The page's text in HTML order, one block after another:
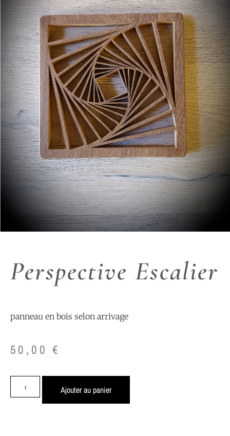
Perspective Escalier
panneau en bois selon arrivage
50,00€
Ajouter au panier